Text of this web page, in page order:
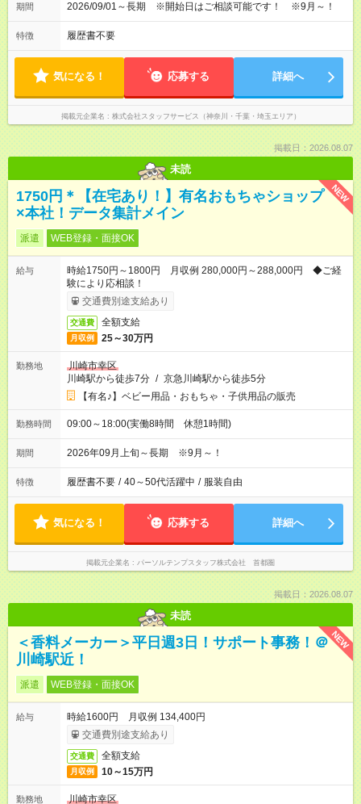
期間 2026/09/01～長期 ※開始日はご相談可能です！ ※9月～！
特徴 履歴書不要
気になる！ 応募する 詳細へ
掲載元企業名 株式会社スタッフサービス（神奈川・千葉・埼玉エリア）
掲載日：2026.08.07
未読
NEW
1750円＊【在宅あり！】有名おもちゃショップ
×本社！データ集計メイン
派遣 WEB登録・面接OK
給与
時給1750円～1800円 月収例 280,000円～288,000円 ◆ご経
験により応相談！
交通費別途支給あり
交通費 全額支給
月収例 25～30万円
勤務地
川崎市幸区
川崎駅から徒歩7分 / 京急川崎駅から徒歩5分
【有名♪】ベビー用品・おもちゃ・子供用品の販売
勤務時間 09:00～18:00(実働8時間 休憩1時間)
期間 2026年09月上旬～長期 ※9月～！
特徴 履歴書不要 / 40～50代活躍中 / 服装自由
気になる！ 応募する 詳細へ
掲載元企業名 パーソルテンプスタッフ株式会社 首都圏
掲載日：2026.08.07
未読
NEW
＜香料メーカー＞平日週3日！サポート事務！＠
川崎駅近！
派遣 WEB登録・面接OK
給与
時給1600円 月収例 134,400円
交通費別途支給あり
交通費 全額支給
月収例 10～15万円
勤務地
川崎市幸区